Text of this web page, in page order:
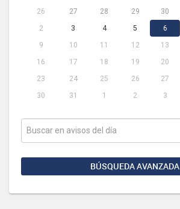
26 27 28 29 30
2
3 4 5 6
9
10 11 12 13
16
17 18 19 20
23
24 25 26 27
30
31 1 2 3
BÚSQUEDA AVANZADA